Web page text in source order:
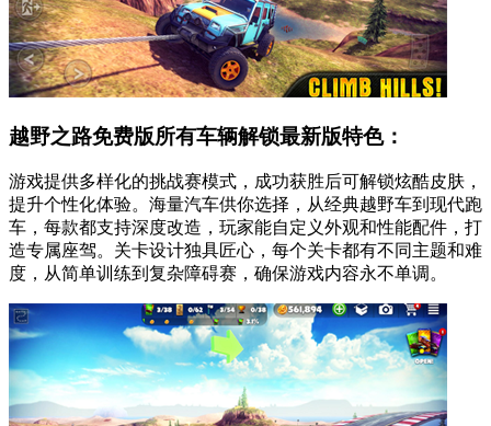
越野之路免费版所有车辆解锁最新版特色：
游戏提供多样化的挑战赛模式，成功获胜后可解锁炫酷皮肤，
提升个性化体验。海量汽车供你选择，从经典越野车到现代跑
车，每款都支持深度改造，玩家能自定义外观和性能配件，打
造专属座驾。关卡设计独具匠心，每个关卡都有不同主题和难
度，从简单训练到复杂障碍赛，确保游戏内容永不单调。